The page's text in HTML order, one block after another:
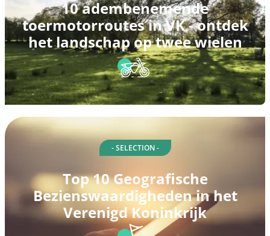
10 adembenemende
toermotorroutes in VK - ontdek
het landschap op twee wielen
- SELECTION -
Top 10 Geografische
Bezienswaardigheden in het
Verenigd Koninkrijk